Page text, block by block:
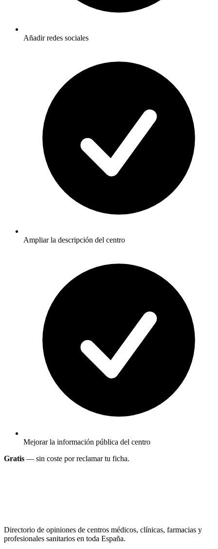
Añadir redes sociales
Ampliar la descripción del centro
Mejorar la información pública del centro
Gratis — sin coste por reclamar tu ficha.
Directorio de opiniones de centros médicos, clínicas, farmacias y
profesionales sanitarios en toda España.